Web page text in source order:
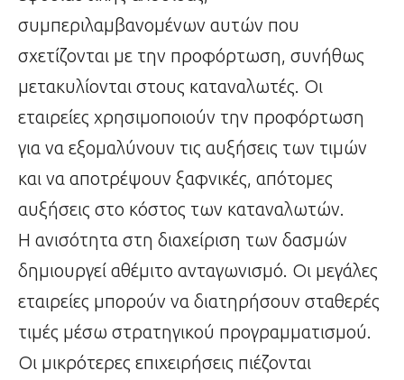
συμπεριλαμβανομένων αυτών που
σχετίζονται με την προφόρτωση, συνήθως
μετακυλίονται στους καταναλωτές. Οι
εταιρείες χρησιμοποιούν την προφόρτωση
για να εξομαλύνουν τις αυξήσεις των τιμών
και να αποτρέψουν ξαφνικές, απότομες
αυξήσεις στο κόστος των καταναλωτών.
Η ανισότητα στη διαχείριση των δασμών
δημιουργεί αθέμιτο ανταγωνισμό. Οι μεγάλες
εταιρείες μπορούν να διατηρήσουν σταθερές
τιμές μέσω στρατηγικού προγραμματισμού.
Οι μικρότερες επιχειρήσεις πιέζονται